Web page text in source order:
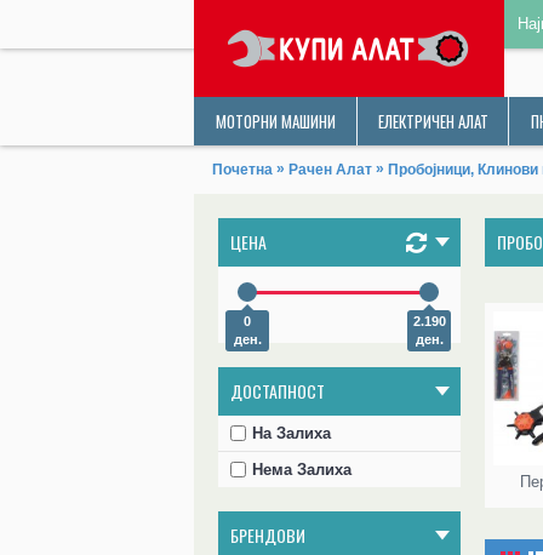
МОТОРНИ МАШИНИ ЕЛЕКТРИЧЕН АЛАТ
Почетна » Рачен Алат » Пробојници,
ЦЕНА
0
ден.
2.190
ден.
ДОСТАПНОСТ
На Залиха
Нема Залиха
БРЕНДОВИ